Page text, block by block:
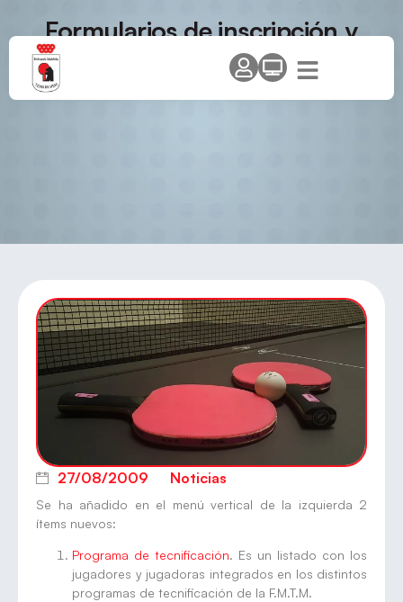
Formularios de inscripción y
programa de tecnificación
27/08/2009 Noticias
Se ha añadido en el menú vertical de la izquierda 2
ítems nuevos:
Programa de tecnificación. Es un listado con los
jugadores y jugadoras integrados en los distintos
programas de tecnificación de la F.M.T.M.